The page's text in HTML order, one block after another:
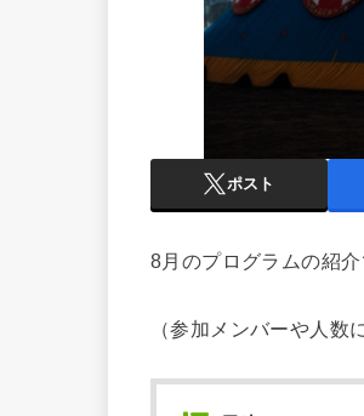
ポスト
8月のプログラムの紹介
（参加メンバーや人数